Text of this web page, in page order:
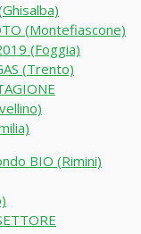
(Montefiascone)
(Foggia)
(Trento)
BIO (Rimini)